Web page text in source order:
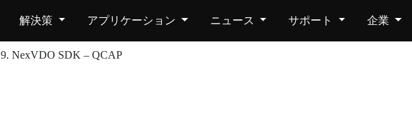
解決策 アプリケーション ニュース サポート 企業
9. NexVDO SDK – QCAP